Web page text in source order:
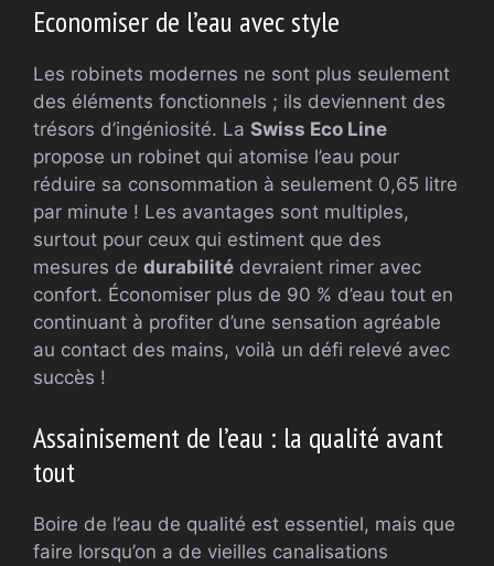
Economiser de l’eau avec style
Les robinets modernes ne sont plus seulement
des éléments fonctionnels ; ils deviennent des
trésors d’ingéniosité. La Swiss Eco Line
propose un robinet qui atomise l’eau pour
réduire sa consommation à seulement 0,65 litre
par minute ! Les avantages sont multiples,
surtout pour ceux qui estiment que des
mesures de durabilité devraient rimer avec
confort. Économiser plus de 90 % d’eau tout en
continuant à profiter d’une sensation agréable
au contact des mains, voilà un défi relevé avec
succès !
Assainisement de l’eau : la qualité avant
tout
Boire de l’eau de qualité est essentiel, mais que
faire lorsqu’on a de vieilles canalisations